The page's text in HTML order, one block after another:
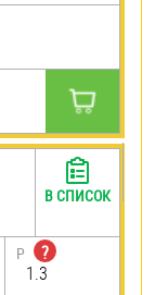
P
?
1.3
В СПИСОК